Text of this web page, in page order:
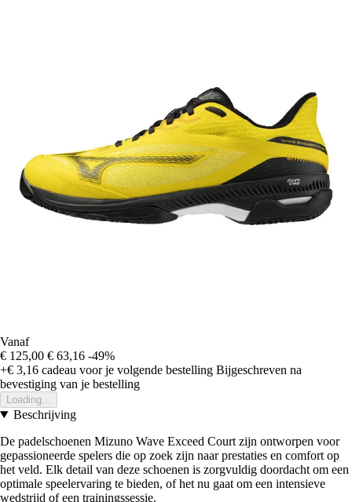
Vanaf
€ 125,00 € 63,16 -49%
+€ 3,16 cadeau voor je volgende bestelling Bijgeschreven na
bevestiging van je bestelling
Loading...
Beschrijving
De padelschoenen Mizuno Wave Exceed Court zijn ontworpen voor
gepassioneerde spelers die op zoek zijn naar prestaties en comfort op
het veld. Elk detail van deze schoenen is zorgvuldig doordacht om een
optimale speelervaring te bieden, of het nu gaat om een intensieve
wedstrijd of een trainingssessie.